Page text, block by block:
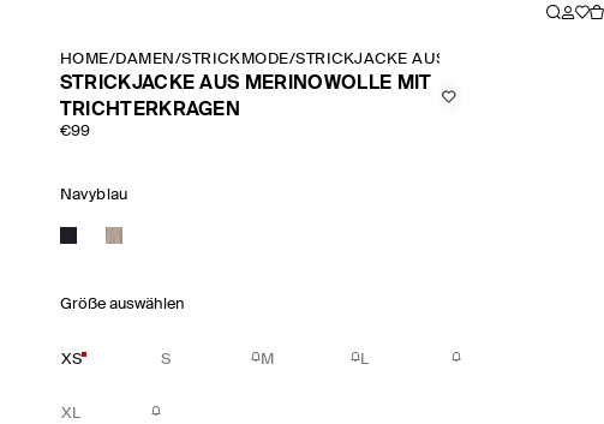
HOME/DAMEN /STRICKMODE/STRICKJACKE AUS MERINOWOLLE
STRICKJACKE AUS MERINOWOLLE MIT
TRICHTERKRAGEN
€99
Navyblau
Größe auswählen
XS S M L
XL